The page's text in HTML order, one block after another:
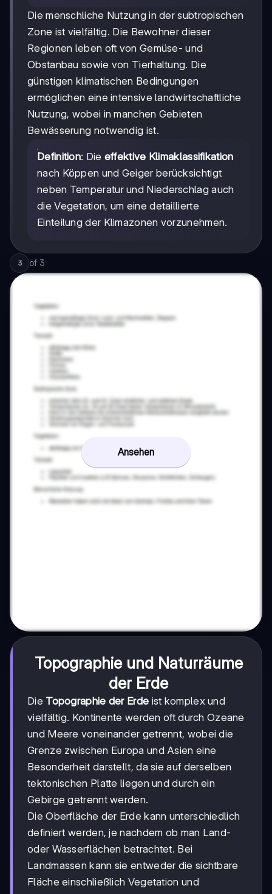
Die menschliche Nutzung in der subtropischen
Zone ist vielfältig. Die Bewohner dieser
Regionen leben oft von Gemüse- und
Obstanbau sowie von Tierhaltung. Die
günstigen klimatischen Bedingungen
ermöglichen eine intensive landwirtschaftliche
Nutzung, wobei in manchen Gebieten
Bewässerung notwendig ist.
Definition: Die effektive Klimaklassifikation
nach Köppen und Geiger berücksichtigt
neben Temperatur und Niederschlag auch
die Vegetation, um eine detaillierte
Einteilung der Klimazonen vorzunehmen.
3 of 3
Ansehen
Topographie und Naturräume
der Erde
Die Topographie der Erde ist komplex und
vielfältig. Kontinente werden oft durch Ozeane
und Meere voneinander getrennt, wobei die
Grenze zwischen Europa und Asien eine
Besonderheit darstellt, da sie auf derselben
tektonischen Platte liegen und durch ein
Gebirge getrennt werden.
Die Oberfläche der Erde kann unterschiedlich
definiert werden, je nachdem ob man Land-
oder Wasserflächen betrachtet. Bei
Landmassen kann sie entweder die sichtbare
Fläche einschließlich Vegetation und